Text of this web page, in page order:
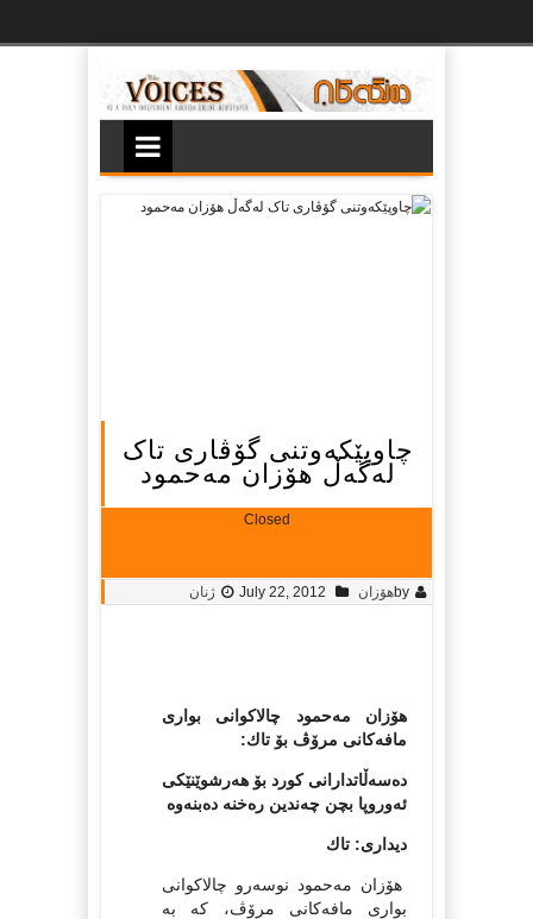
چاوپێکەوتنی گۆڤاری تاک
لەگەڵ هۆزان مەحمود
Closed
byهۆزان July 22, 2012 ژنان
هۆزان مه‌حمود چالاكوانی بواری
مافه‌كانی مرۆڤ بۆ تاك:
ده‌سه‌ڵاتدارانى كورد بۆ هه‌رشوێنێكى
ئه‌وروپا بچن چه‌ندین ره‌خنه‌ ده‌بنه‌وه‌
دیدارى: تاك
هۆزان مه‌حمود نوسه‌رو چالاكوانى
بواری مافه‌كانی مرۆڤ، كه‌ به‌